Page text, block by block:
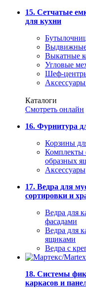
15. Сетчатые
для кухни
Выкатные
Угловые
Шеф-
Каталоги
Смотреть онлайн
16. Фурнитура
Корзины
Комплекты
образных
Аксессуары
17. Ведра для
сортировки и
Ведра для
фасадами
Ведра для
ящиками
Ведра с
18. Системы
каркасов и